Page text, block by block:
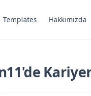
Templates Hakkımızda
Kariyer